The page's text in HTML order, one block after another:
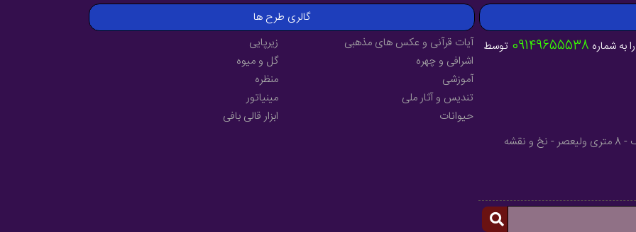
به شماره 09149655538 توسط
آدرس : آذربایجان شرقی - شهرستان میانه - خیابان فرهنگ - 8 متری ولیعصر - نخ و نقشه
گالری طرح ها
آیات قرآنی و عکس های مذهبی
اشرافی و چهره
آموزشی
تندیس و آثار ملی
حیوانات
زیرپایی
گل و میوه
منظره
مینیاتور
ابزار قالی بافی